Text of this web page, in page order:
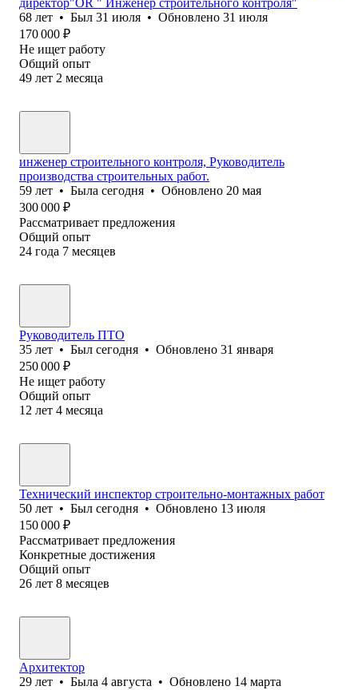
68 лет • Был 31 июля • Обновлено 31 июля
170 000 ₽
Не ищет работу
Общий опыт
49 лет 2 месяца
инженер строительного контроля, Руководитель
производства строительных работ.
59 лет • Была сегодня • Обновлено 20 мая
300 000 ₽
Рассматривает предложения
Общий опыт
24 года 7 месяцев
Руководитель ПТО
35 лет • Был сегодня • Обновлено 31 января
250 000 ₽
Не ищет работу
Общий опыт
12 лет 4 месяца
Технический инспектор строительно-монтажных работ
50 лет • Был сегодня • Обновлено 13 июля
150 000 ₽
Рассматривает предложения
Конкретные достижения
Общий опыт
26 лет 8 месяцев
Архитектор
29 лет • Была 4 августа • Обновлено 14 марта